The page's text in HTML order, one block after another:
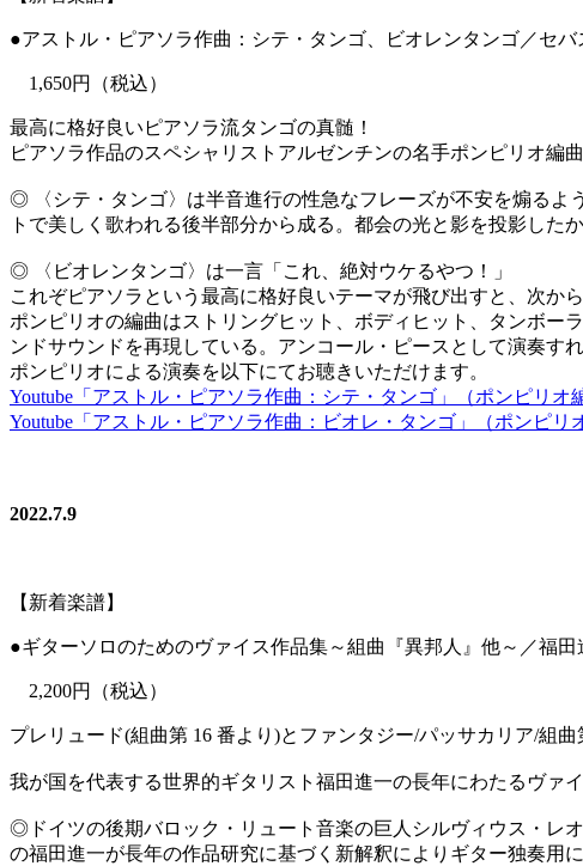
●アストル・ピアソラ作曲：シテ・タンゴ、ビオレンタンゴ／セ
1,650円（税込）
最高に格好良いピアソラ流タンゴの真髄！
ピアソラ作品のスペシャリストアルゼンチンの名手ポンピリオ編
◎ 〈シテ・タンゴ〉は半音進行の性急なフレーズが不安を煽るよ
トで美しく歌われる後半部分から成る。都会の光と影を投影した
◎ 〈ビオレンタンゴ〉は一言「これ、絶対ウケるやつ！」
これぞピアソラという最高に格好良いテーマが飛び出すと、次か
ポンピリオの編曲はストリングヒット、ボディヒット、タンボー
ンドサウンドを再現している。アンコール・ピースとして演奏す
ポンピリオによる演奏を以下にてお聴きいただけます。
Youtube「アストル・ピアソラ作曲：シテ・タンゴ」（ポンピリオ
Youtube「アストル・ピアソラ作曲：ビオレ・タンゴ」（ポンピリ
2022.7.9
【新着楽譜】
●ギターソロのためのヴァイス作品集～組曲『異邦人』他～／福田
2,200円（税込）
プレリュード(組曲第 16 番より)とファンタジー/パッサカリア/組
我が国を代表する世界的ギタリスト福田進一の長年にわたるヴァ
◎ドイツの後期バロック・リュート音楽の巨人シルヴィウス・レ
の福田進一が長年の作品研究に基づく新解釈によりギター独奏用